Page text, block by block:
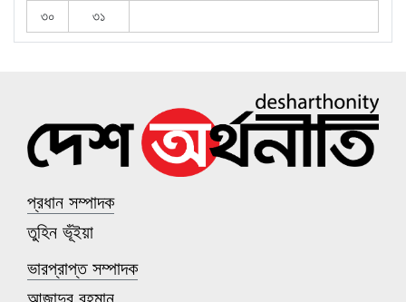
৩০ ৩১
প্রধান সম্পাদক
তুহিন ভূঁইয়া
ভারপ্রাপ্ত সম্পাদক